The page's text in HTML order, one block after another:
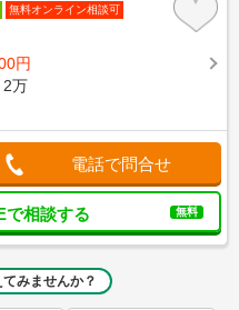
無料オンライン相談可
円
2万
電話で問合せ
で相談する 無料
みませんか？